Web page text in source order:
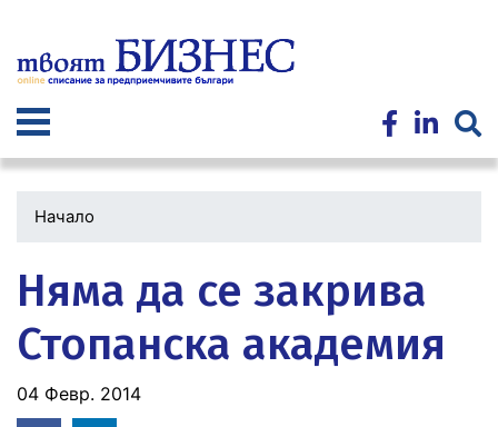
към
основното
Начало
Няма да се закрива
Стопанска академия
04 Февр. 2014